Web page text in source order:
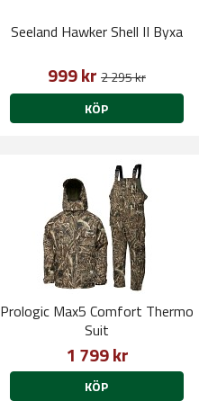
Seeland Hawker Shell II Byxa
999 kr 2 295 kr
KÖP
Prologic Max5 Comfort Thermo
Suit
1 799 kr
KÖP